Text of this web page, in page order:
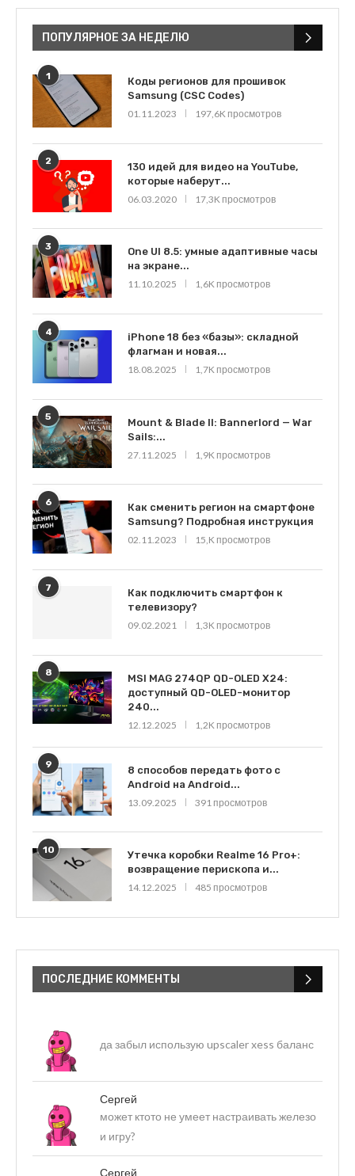
ПОПУЛЯРНОЕ ЗА НЕДЕЛЮ
1
Коды регионов для прошивок
Samsung (CSC Codes)
01.11.2023
197,6K просмотров
2
130 идей для видео на YouTube,
которые наберут...
06.03.2020
17,3K просмотров
3
One UI 8.5: умные адаптивные часы
на экране...
11.10.2025
1,6K просмотров
4
iPhone 18 без «базы»: складной
флагман и новая...
18.08.2025
1,7K просмотров
5
Mount & Blade II: Bannerlord — War
Sails:...
27.11.2025
1,9K просмотров
6
Как сменить регион на смартфоне
Samsung? Подробная инструкция
02.11.2023
15,K просмотров
7
Как подключить смартфон к
телевизору?
09.02.2021
1,3K просмотров
8
MSI MAG 274QP QD-OLED X24:
доступный QD-OLED-монитор
240...
12.12.2025
1,2K просмотров
9
8 способов передать фото с
Android на Android...
13.09.2025
391 просмотров
10
Утечка коробки Realme 16 Pro+:
возвращение перископа и...
14.12.2025
485 просмотров
ПОСЛЕДНИЕ КОММЕНТЫ
да забыл использую upscaler xess баланс
Сергей
может ктото не умеет настраивать железо
и игру?
Сергей